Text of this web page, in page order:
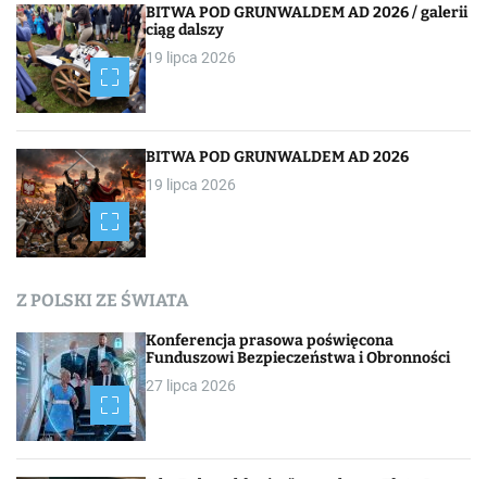
BITWA POD GRUNWALDEM AD 2026 / galerii
ciąg dalszy
19 lipca 2026
BITWA POD GRUNWALDEM AD 2026
19 lipca 2026
Z POLSKI ZE ŚWIATA
Konferencja prasowa poświęcona
Funduszowi Bezpieczeństwa i Obronności
27 lipca 2026